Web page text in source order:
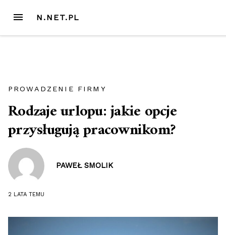
treści
MENU N.NET.PL
PROWADZENIE FIRMY
Rodzaje urlopu: jakie opcje
przysługują pracownikom?
PAWEŁ SMOLIK
2 LATA TEMU